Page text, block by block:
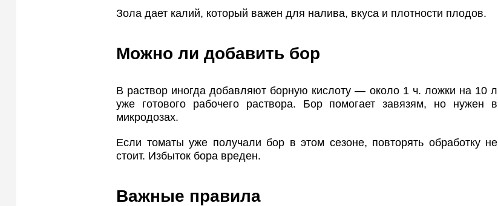
Зола дает калий, который важен для налива, вкуса и плотности плодов.
Можно ли добавить бор
В раствор иногда добавляют борную кислоту — около 1 ч. ложки на 10 л
уже готового рабочего раствора. Бор помогает завязям, но нужен в
микродозах.
Если томаты уже получали бор в этом сезоне, повторять обработку не
стоит. Избыток бора вреден.
Важные правила